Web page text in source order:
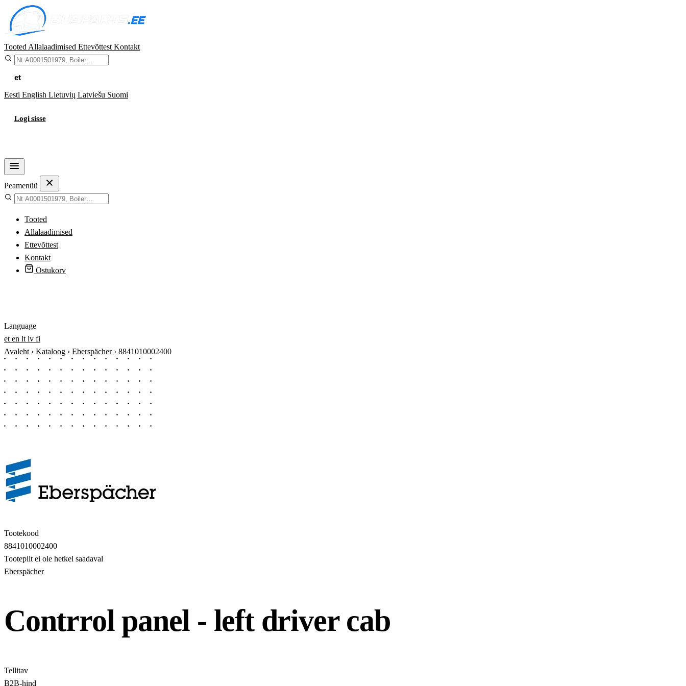
Tooted Allalaadimised Ettevõttest Kontakt
et
Eesti English Lietuvių Latviešu Suomi
Logi sisse
Peamenüü
Tooted
Allalaadimised
Ettevõttest
Kontakt
Ostukorv
Language
et en lt lv fi
Avaleht › Kataloog › Eberspächer › 8841010002400
Tootekood
8841010002400
Tootepilt ei ole hetkel saadaval
Eberspächer
Contrrol panel - left driver cab
Tellitav
B2B-hind